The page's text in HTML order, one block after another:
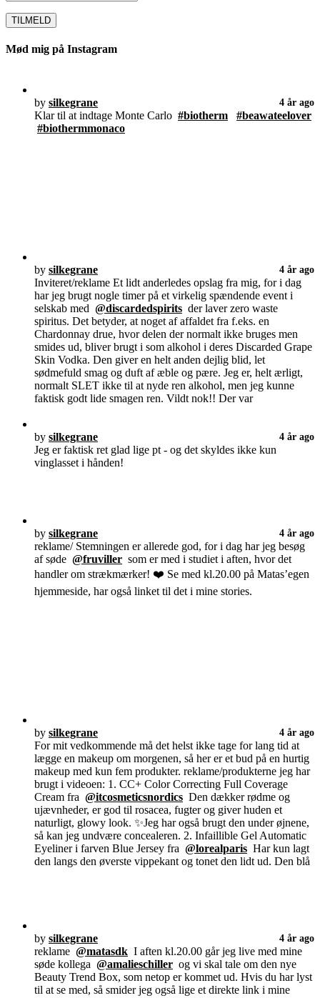
Mød mig på Instagram
by silkegrane 4 år ago
Klar til at indtage Monte Carlo #biotherm
#beawateelover
#biothermmonaco
by silkegrane 4 år ago
Inviteret/reklame Et lidt anderledes opslag fra mig, for i dag
har jeg brugt nogle timer på et virkelig spændende event i
selskab med @discardedspirits der laver zero waste
spiritus. Det betyder, at noget af affaldet fra f.eks. en
Chardonnay drue, hvor delen der normalt ikke bruges men
smides ud, bliver brugt i som alkohol i deres Discarded Grape
Skin Vodka. Den giver en helt anden dejlig blid, let
sødmefuld smag og duft af æble og pære. Jeg er, helt ærligt,
normalt SLET ikke til at nyde ren alkohol, men jeg kunne
faktisk godt lide smagen ren. Vildt nok!! Der var
by silkegrane 4 år ago
Jeg er faktisk ret glad lige pt - og det skyldes ikke kun
vinglasset i hånden!
by silkegrane 4 år ago
reklame/ Stemningen er allerede god, for i dag har jeg besøg
af søde @fruviller som er med i studiet i aften, hvor det
handler om strækmærker! ❤️ Se med kl.20.00 på Matas’egen
hjemmeside, har også linket til det i mine stories.
by silkegrane 4 år ago
For mit vedkommende må det helst ikke tage for lang tid at
lægge en makeup om morgenen, så her er et bud på en hurtig
makeup med kun fem produkter. reklame/produkterne jeg har
brugt i videoen: 1. CC+ Color Correcting Full Coverage
Cream fra @itcosmeticsnordics Den dækker rødme og
ujævnheder, er god til rosacea, fugter og giver huden et
naturligt, glowy look. ✨Jeg har også brugt den under øjnene,
så kan jeg undvære concealeren. 2. Infaillible Gel Automatic
Eyeliner i farven Blue Jersey fra @lorealparis Har kun lagt
den langs den øverste vippekant og tonet den lidt ud. Den blå
by silkegrane 4 år ago
reklame @matasdk I aften kl.20.00 går jeg live med mine
søde kollega @amalieschiller og vi skal tale om den nye
Beauty Trend Box, som netop er kommet ud. Hvis du har lyst
til at se med, så smider jeg også lige et direkte link i mine